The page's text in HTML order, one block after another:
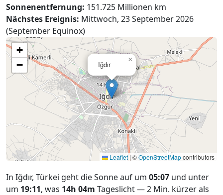
Sonnenentfernung: 151.725 Millionen km
Nächstes Ereignis: Mittwoch, 23 September 2026
(September Equinox)
Iğdır
×
+
−
Leaflet | ©OpenStreetMapcontributors
In Iğdır, Türkei geht die Sonne auf um 05:07 und unter
um 19:11, was 14h 04m Tageslicht — 2 Min. kürzer als